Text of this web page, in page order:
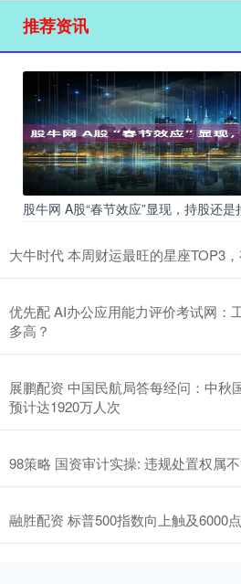
推荐资讯
股牛网 A股“春节效应”显现，持股还是
大牛时代 本周财运最旺的星座TOP3，
优先配 AI办公应用能力评价考试网：
多高？
展鹏配资 中国民航局答每经问：中秋
预计达1920万人次
98策略 国资审计实操: 违规处置权属
融胜配资 标普500指数向上触及6000